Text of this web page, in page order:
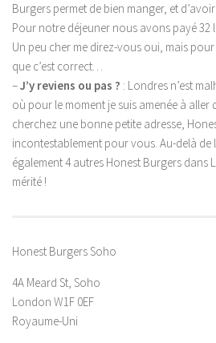
Burgers permet de bien manger, et
Pour notre déjeuner nous avons payé 32
Un peu cher me direz-vous oui, mais
que c’est correct…
–J’y reviens ou pas ? : Londres n’est
où pour le moment je suis amenée à aller
cherchez une bonne petite adresse,
incontestablement pour vous. Au-delà de
également 4 autres Honest Burgers dans
mérité !
Honest Burgers Soho
4A Meard St, Soho
London W1F 0EF
Royaume-Uni